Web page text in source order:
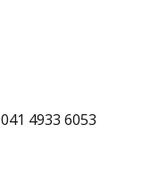
4933 6053